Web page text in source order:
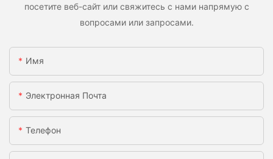
посетите веб-сайт или свяжитесь с нами напрямую с
вопросами или запросами.
Имя
Электронная Почта
Телефон